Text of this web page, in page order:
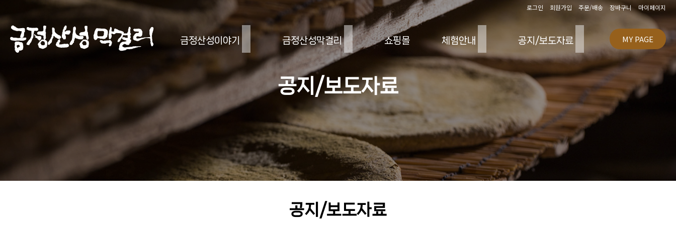
로그인 회원가입 주문/배송 장바구니 마이페이지
금정산성이야기 금정산성막걸리 쇼핑몰 체험안내 공지/보도자료 MY PAGE
공지/보도자료
공지/보도자료